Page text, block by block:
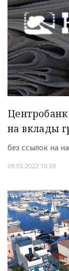
на вклады
без ссылок на
09.03.2022 10:39